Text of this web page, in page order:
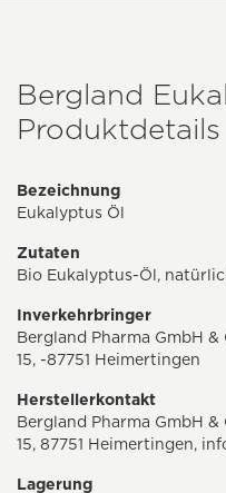
Bergland
Produktdetails
Bezeichnung
Eukalyptus Öl
Zutaten
Bio Eukalyptus-Öl,
Inverkehrbringer
Bergland Pharma GmbH
15, -87751 Heimertingen
Herstellerkontakt
Bergland Pharma GmbH
15, 87751 Heimertingen,
Lagerung